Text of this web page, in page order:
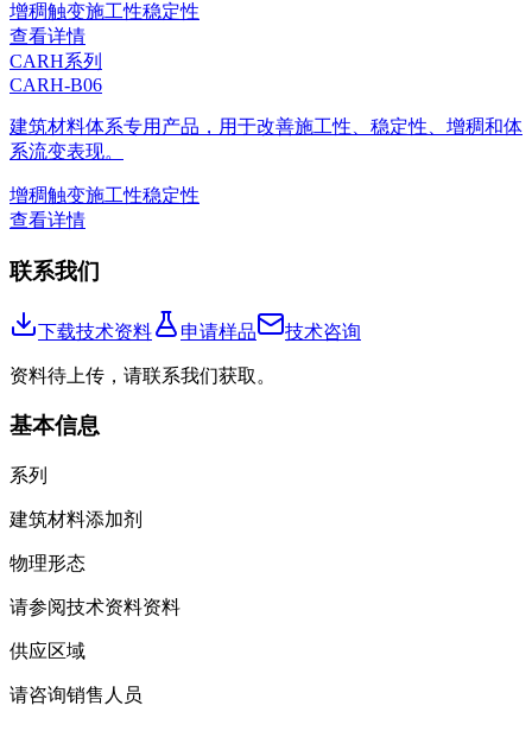
增稠触变施工性稳定性
查看详情
CARH系列
CARH-B06
建筑材料体系专用产品，用于改善施工性、稳定性、增稠和体
系流变表现。
增稠触变施工性稳定性
查看详情
联系我们
下载技术资料 申请样品 技术咨询
资料待上传，请联系我们获取。
基本信息
系列
建筑材料添加剂
物理形态
请参阅技术资料资料
供应区域
请咨询销售人员